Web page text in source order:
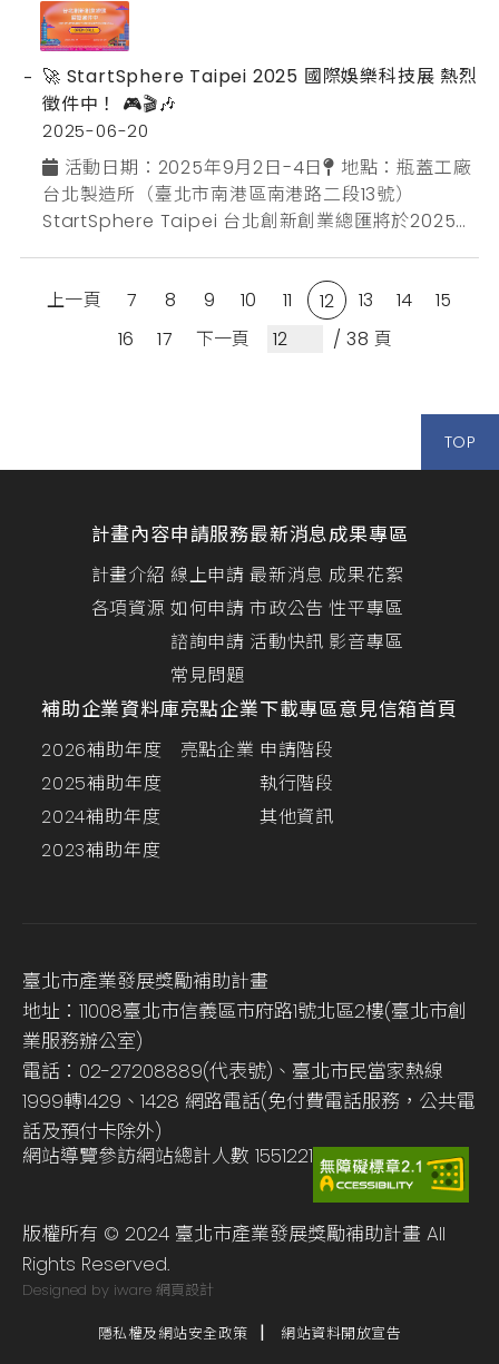
示：創業計畫補助紅昕工作室路晰書股份有限公司競
合智數股份有限公司研發計畫補助岸下有限公司矽爾
先進股份有限公司雲鼎數位科技股份有限公司智安數
據科技...
🚀 StartSphere Taipei 2025 國際娛樂科技展 熱烈
徵件中！ 🎮🎬🎶
2025-06-20
📅 活動日期：2025年9月2日-4日📍 地點：瓶蓋工廠
台北製造所（臺北市南港區南港路二段13號）
StartSphere Taipei 台北創新創業總匯將於2025年
聚臺北市影視娛樂、遊戲與電競、音樂、文化與生活
消費，以及互動體驗等領域，邀請臺北企業和工作
室，共同打造國際級交流盛會！三天活動預計吸引上
千名民眾們參與，且還能有機會與6國25位全球文娛
上一頁 7 8 9 10 11 12 13 14
15
16
17 下一頁 / 38 頁
TOP
計畫內容
計畫介紹
各項資源
申請服務
線上申請
如何申請
諮詢申請
常見問題
最新消息
最新消息
市政公告
活動快訊
成果專區
成果花絮
性平專區
影音專區
補助企業資料庫
2026補助年度
2025補助年度
2024補助年度
2023補助年度
亮點企業
亮點企業
下載專區
申請階段
執行階段
其他資訊
意見信箱首頁
臺北市產業發展獎勵補助計畫
地址：11008臺北市信義區市府路1號北區2樓(臺北市創
業服務辦公室)
電話：02-27208889(代表號)、臺北市民當家熱線
1999轉1429、1428 網路電話(免付費電話服務，公共電
話及預付卡除外)
網站導覽參訪網站總計人數 1551221
版權所有 © 2024 臺北市產業發展獎勵補助計畫 All
Rights Reserved.
Designed by iware 網頁設計
隱私權及網站安全政策 網站資料開放宣告